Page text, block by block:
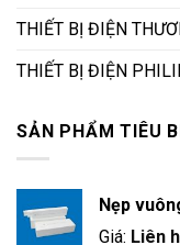
THIẾT BỊ ĐIỆN
THIẾT BỊ ĐIỆN
SẢN PHẨM TIÊU
Nẹp
Giá: Liên